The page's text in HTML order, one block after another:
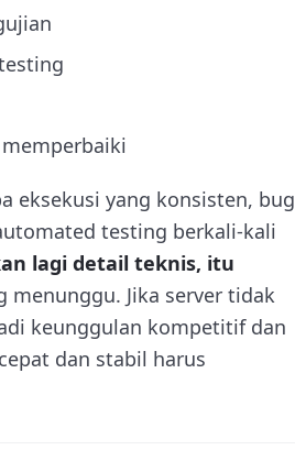
eksekusi yang konsisten, bug
testing berkali-kali
lagi detail teknis, itu
menunggu. Jika server tidak
keunggulan kompetitif dan
dan stabil harus